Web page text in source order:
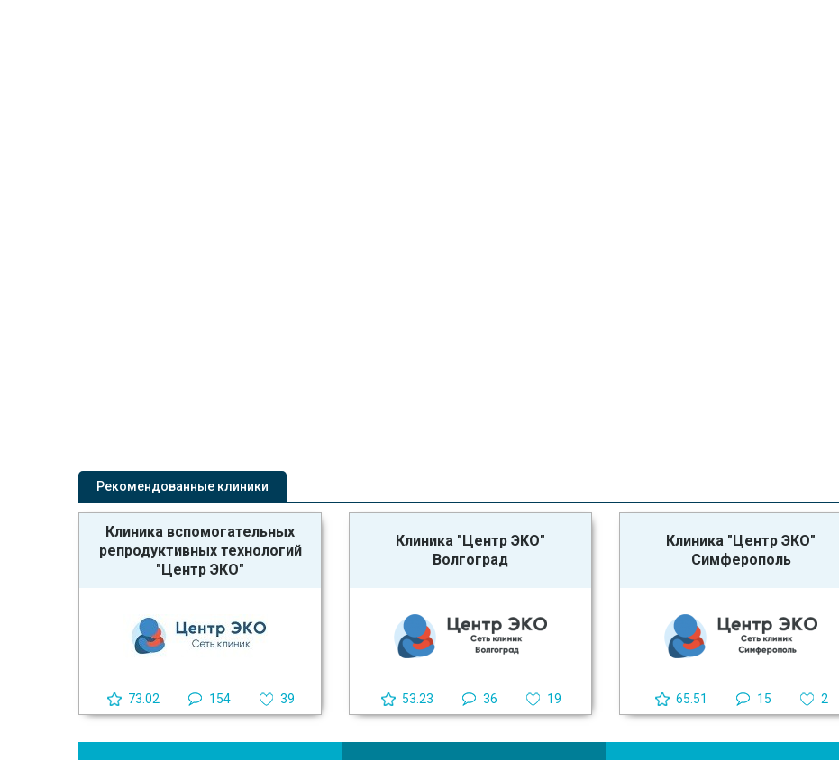
Рекомендованные клиники
Клиника вспомогательных
репродуктивных технологий
"Центр ЭКО"
73.02 154 39
Клиника "Центр ЭКО"
Волгоград
53.23 36 19
Клиника "Центр ЭКО"
Симферополь
65.51 15 2